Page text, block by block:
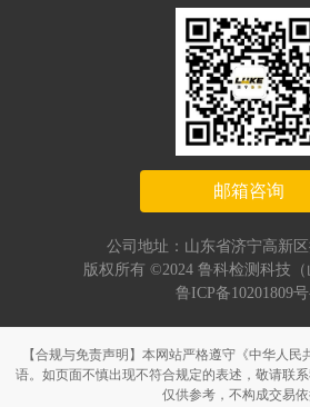
邮箱咨询
公司地址：山东省济宁高新
版权所有 ©2024 鲁科检测科技（
鲁ICP备10201809
【合规与免责声明】本网站严格遵守《中华人
语。如页面不慎出现不符合规定的表述，敬请联
仅供参考，不构成交易依